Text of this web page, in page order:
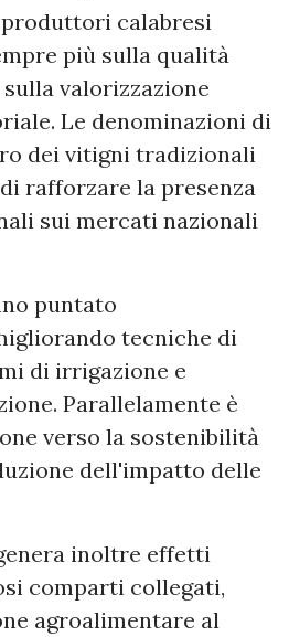
calabresi
più sulla qualità
valorizzazione
Le denominazioni di
dei vitigni tradizionali
rafforzare la presenza
sui mercati nazionali
puntato
tecniche di
di irrigazione e
Parallelamente è
verso la sostenibilità
dell'impatto delle
inoltre effetti
comparti collegati,
agroalimentare al